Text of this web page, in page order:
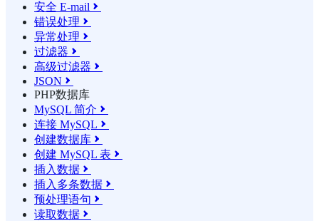
安全 E-mail 
错误处理 
异常处理 
过滤器 
高级过滤器 
JSON 
PHP数据库
MySQL 简介 
连接 MySQL 
创建数据库 
创建 MySQL 表 
插入数据 
插入多条数据 
预处理语句 
读取数据 